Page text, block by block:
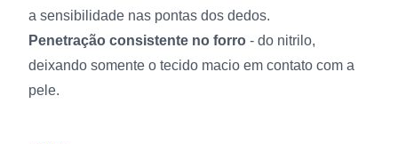
a sensibilidade nas pontas dos dedos.
Penetração consistente no forro - do nitrilo,
deixando somente o tecido macio em contato com a
pele.